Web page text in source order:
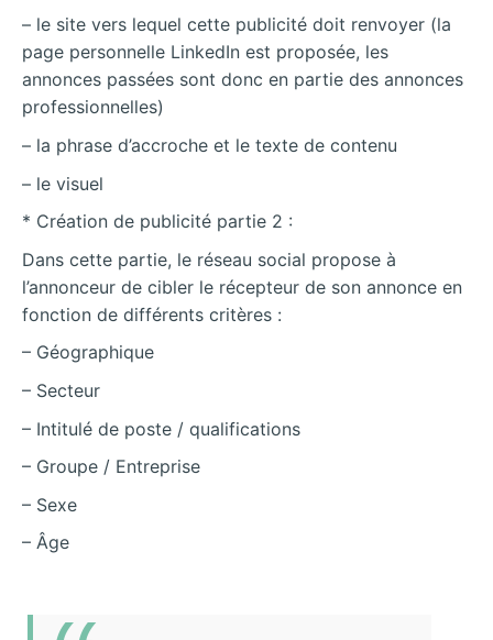
– le site vers lequel cette publicité doit renvoyer (la
page personnelle LinkedIn est proposée, les
annonces passées sont donc en partie des annonces
professionnelles)
– la phrase d’accroche et le texte de contenu
– le visuel
* Création de publicité partie 2 :
Dans cette partie, le réseau social propose à
l’annonceur de cibler le récepteur de son annonce en
fonction de différents critères :
– Géographique
– Secteur
– Intitulé de poste / qualifications
– Groupe / Entreprise
– Sexe
– Âge